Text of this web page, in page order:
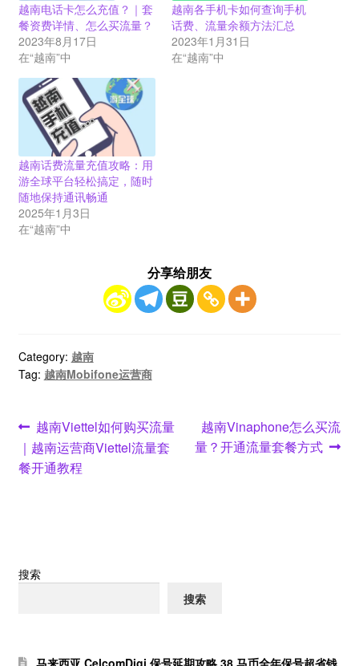
越南电话卡怎么充值？｜套
餐资费详情、怎么买流量？
2023年8月17日
在“越南”中
越南各手机卡如何查询手机
话费、流量余额方法汇总
2023年1月31日
在“越南”中
越南话费流量充值攻略：用
游全球平台轻松搞定，随时
随地保持通讯畅通
2025年1月3日
在“越南”中
分享给朋友
Category: 越南
Tag: 越南Mobifone运营商
文
章
Previous
post:
越南Viettel如何购买流量
｜越南运营商Viettel流量套
餐开通教程
Next
post:
越南Vinaphone怎么买流
量？开通流量套餐方式
搜索
搜索